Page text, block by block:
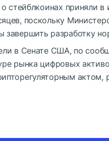
стейблкоинах приняли в
поскольку
завершить разработку
в Сенате США, по
рынка цифровых